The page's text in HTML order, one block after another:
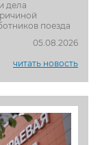
дела
поезда
05.08.2026
читать новость